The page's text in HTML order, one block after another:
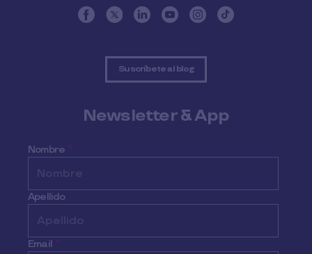
Suscríbete al blog
Newsletter & App
Nombre *
Apellido
Email *